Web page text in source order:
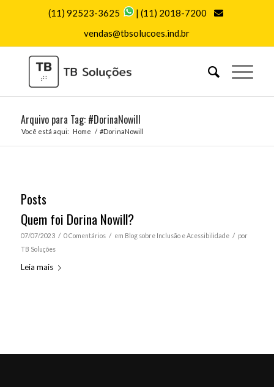
(11) 92523-3625 |(11) 2018-7200
vendas@tbsolucoes.ind.br
Arquivo para Tag: #DorinaNowill
Você está aqui: Home / #DorinaNowill
Posts
Quem foi Dorina Nowill?
07/07/2023 / 0 Comentários / em Blog sobre Inclusão e Acessibilidade / por
TB Soluções
Leia mais